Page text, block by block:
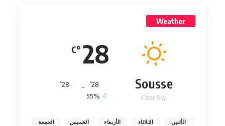
Weather
28
°C
Sousse
Clear Sky
28
°
28
°
55%
الأثنين الثلاثاء الأربعاء الخميس الجمعة